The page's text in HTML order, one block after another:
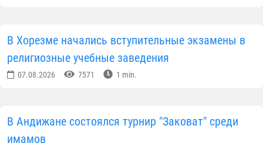
В Хорезме начались вступительные экзамены в
религиозные учебные заведения
07.08.2026 7571 1 min.
В Андижане состоялся турнир "Заковат" среди
имамов